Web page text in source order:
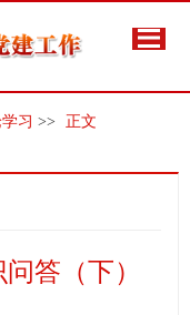
习 >> 正文
答（下）